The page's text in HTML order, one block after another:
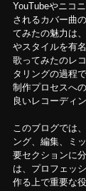
YouTubeやニコ
されるカバー曲
てみたの魅力は
やスタイルを有
歌ってみたのレ
タリングの過程
制作プロセスへ
良いレコーディ
このブログでは
ング、編集、ミ
要セクションに
は、プロフェッ
作る上で重要な